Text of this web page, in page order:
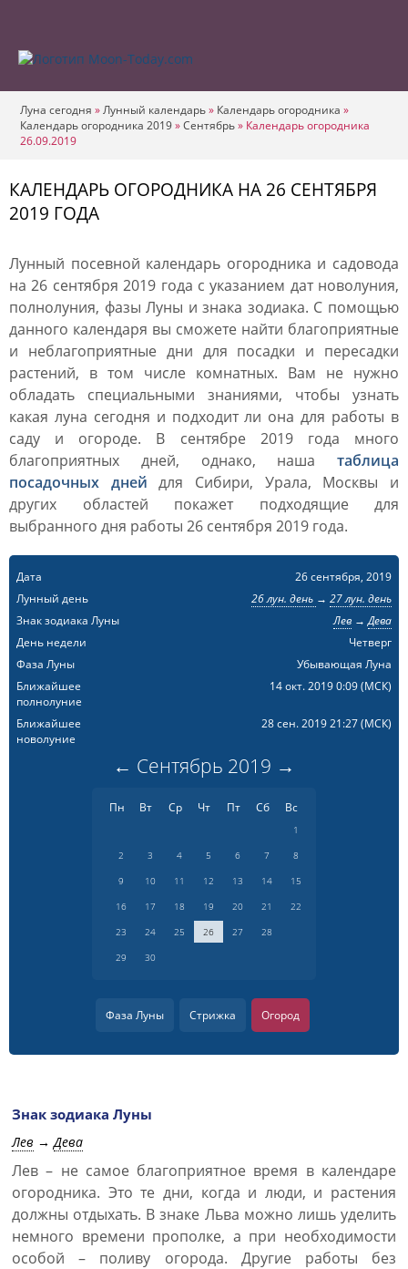
Луна сегодня »Лунный календарь» Календарь огородника »
Календарь огородника 2019»Сентябрь» Календарь огородника
26.09.2019
КАЛЕНДАРЬ ОГОРОДНИКА НА 26 СЕНТЯБРЯ
2019 ГОДА
Лунный посевной календарь огородника и садовода
на 26 сентября 2019 года с указанием дат новолуния,
полнолуния, фазы Луны и знака зодиака. С помощью
данного календаря вы сможете найти благоприятные
и неблагоприятные дни для посадки и пересадки
растений, в том числе комнатных. Вам не нужно
обладать специальными знаниями, чтобы узнать
какая луна сегодня и подходит ли она для работы в
саду и огороде. В сентябре 2019 года много
благоприятных дней, однако, наша таблица
посадочных дней для Сибири, Урала, Москвы и
других областей покажет подходящие для
выбранного дня работы 26 сентября 2019 года.
Дата
26 сентября, 2019
Лунный день
26 лун. день → 27 лун. день
Знак зодиака Луны
Лев→Дева
День недели
Четверг
Фаза Луны
Убывающая Луна
Ближайшее
полнолуние
14 окт. 2019 0:09(МСК)
Ближайшее
новолуние
28 сен. 2019 21:27(МСК)
← Сентябрь 2019 →
Пн Вт Ср Чт Пт Сб Вс
1
2
3 4 5 6 7
8
9
10 11 12 13 14
15
16
17 18 19 20 21
22
23
24 25 26 27
28
29
30
Фаза Луны Стрижка Огород
Знак зодиака Луны
Лев →Дева
Лев – не самое благоприятное время в календаре
огородника. Это те дни, когда и люди, и растения
должны отдыхать. В знаке Льва можно лишь уделить
немного времени прополке, а при необходимости
особой – поливу огорода. Другие работы без